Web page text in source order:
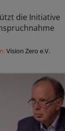
die Initiative
Vision Zero e.V.